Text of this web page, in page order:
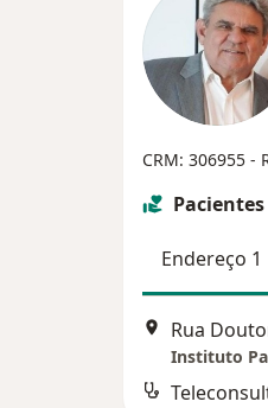
CRM: 306955 -
Endereço 1
Rua
Instituto